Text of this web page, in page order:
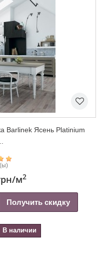
Barlinek Ясень Platinium
/м2
Получить скидку
В наличии